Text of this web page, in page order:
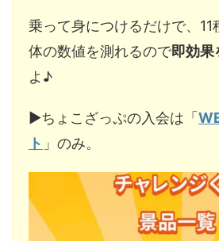
乗って身につけるだけで、
体の数値を測れるので即効果
よ♪
▶︎ちょこざっぷの入会は「
ト 」のみ。